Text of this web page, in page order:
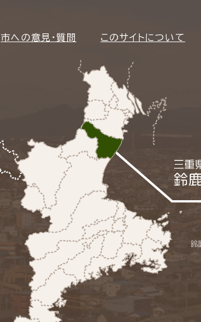
市への意見・質問 このサイトについて